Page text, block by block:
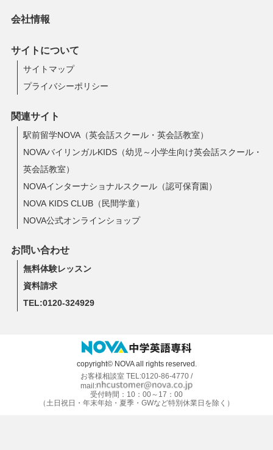
会社情報
サイトについて
サイトマップ
プライバシーポリシー
関連サイト
駅前留学NOVA（英会話スクール・英会話教室）
NOVAバイリンガルKIDS（幼児～小学生向け英会話スクール・
英会話教室）
NOVAインターナショナルスクール（認可保育園）
NOVA KIDS CLUB（民間学童）
NOVA公式オンラインショップ
お問い合わせ
無料体験レッスン
資料請求
TEL:0120-324929
copyright© NOVA all rights reserved.
お客様相談室 TEL:0120-86-4770 /
mail:
受付時間：10：00～17：00
（土日祝日・年末年始・夏季・GWなど特別休業日を除く）